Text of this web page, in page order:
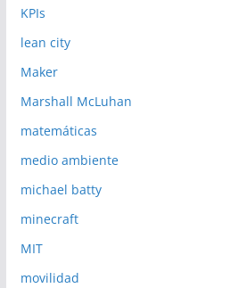
KPIs
lean city
Maker
Marshall McLuhan
matemáticas
medio ambiente
michael batty
minecraft
MIT
movilidad